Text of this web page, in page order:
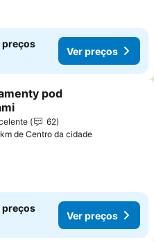
preços
Ver preços
aos favoritos
pod
62
de Centro da cidade
preços
Ver preços